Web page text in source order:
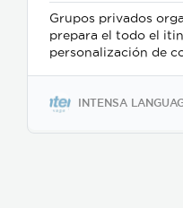
Grupos privados
prepara el todo el
personalización de
institución, para que
INTENSA